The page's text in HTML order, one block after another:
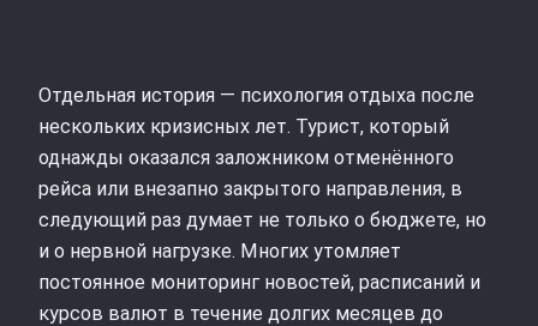
Отдельная история — психология отдыха после
нескольких кризисных лет. Турист, который
однажды оказался заложником отменённого
рейса или внезапно закрытого направления, в
следующий раз думает не только о бюджете, но
и о нервной нагрузке. Многих утомляет
постоянное мониторинг новостей, расписаний и
курсов валют в течение долгих месяцев до